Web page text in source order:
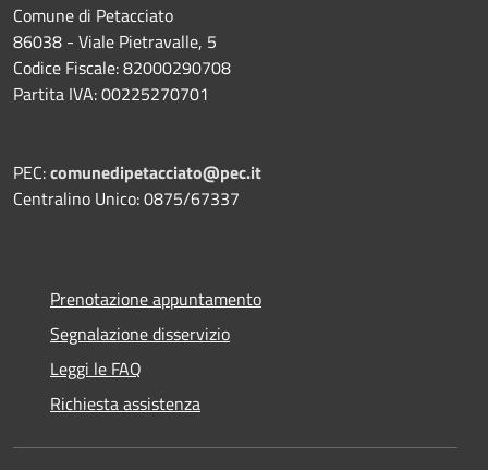
Comune di Petacciato
86038 - Viale Pietravalle, 5
Codice Fiscale: 82000290708
Partita IVA: 00225270701
PEC:comunedipetacciato@pec.it
Centralino Unico: 0875/67337
Prenotazione appuntamento
Segnalazione disservizio
Leggi le FAQ
Richiesta assistenza